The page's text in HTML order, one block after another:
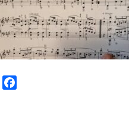
Twitter